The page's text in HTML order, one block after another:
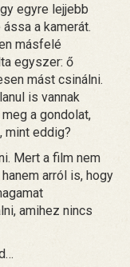
egyre lejjebb
a kamerát.
másfelé
egyszer: ő
mást csinálni.
is vannak
a gondolat,
mint eddig?
Mert a film nem
arról is, hogy
amihez nincs